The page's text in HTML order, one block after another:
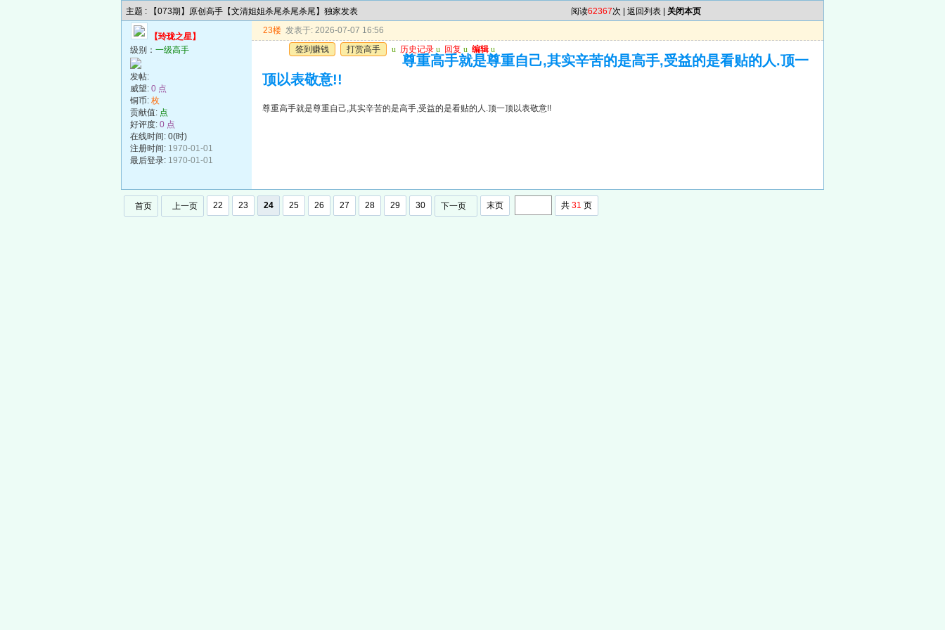
主题 : 【073期】原创高手【文清姐姐杀尾杀尾杀尾】独家发表 阅读62367次 | 返回列表 关闭本页
【玲珑之星】
级别： 一级高手
发帖:
威望: 0 点
铜币: 枚
贡献值: 点
好评度: 0 点
在线时间: 0(时)
注册时间: 1970-01-01
最后登录: 1970-01-01
23楼 发表于: 2026-07-07 16:56
签到赚钱
打赏高手 u 历史记录 u 回复 u 编辑 u
尊重高手就是尊重自己,其实辛苦的是高手,受益的是看贴的人.顶一
顶以表敬意!!
尊重高手就是尊重自己,其实辛苦的是高手,受益的是看贴的人.顶一顶以表敬意!!
首页 上一页 22 23 24 25 26 27 28 29 30 下一页 末页 共 31 页